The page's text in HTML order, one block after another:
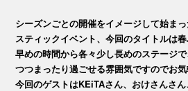
シーズンごとの開催をイメージして始ま
スティックイベント、今回のタイトルは春
早めの時間から各々少し長めのステージ
つつまったり過ごせる雰囲気ですのでお気
今回のゲストはKEiTAさん、おけさんさ